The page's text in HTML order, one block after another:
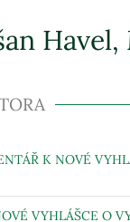
Havel,
K NOVÉ
VYHLÁŠCE O